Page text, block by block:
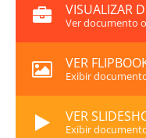
VISUALIZAR
Ver documento
VER
Exibir
VER
Exibir